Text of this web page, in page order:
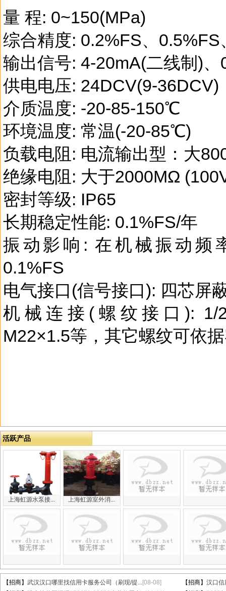
量 程: 0~150(MPa)
综合精度: 0.2%FS、0.5%FS
输出信号: 4-20mA(二线制)
供电电压: 24DCV(9-36DCV)
介质温度: -20-85-150℃
环境温度: 常温(-20-85℃)
负载电阻: 电流输出型：大
绝缘电阻: 大于2000MΩ
密封等级: IP65
长期稳定性能: 0.1%FS/年
振动影响: 在机械振动频
0.1%FS
电气接口(信号接口): 四芯屏
机械连接(螺纹接口): 1/
M22×1.5等，其它螺纹可依
活跃产品
上海虹源水泵接... 上海虹源室外消...
【招商】 武汉汉口哪里找信用卡服务公司（刷现/提...[08-08] 【招商】 汉口信